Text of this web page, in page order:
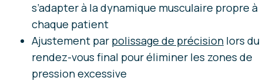
s’adapter à la dynamique musculaire propre à
chaque patient
Ajustement par polissage de précision lors du
rendez-vous final pour éliminer les zones de
pression excessive